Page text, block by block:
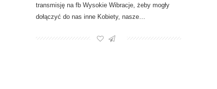
transmisję na fb Wysokie Wibracje, żeby mogły
dołączyć do nas inne Kobiety, nasze…